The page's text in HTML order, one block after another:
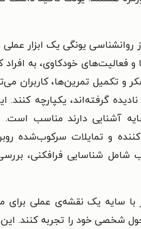
روانشناسی یونگی یک ابزار
فعالیت‌های خودکاوی، به
تکمیل تمرین‌ها، کاربران
گرفته‌اند، یکپارچه کنند.
آشنایی دارند مناسب است.
و تمایلات سرکوب‌شده
شامل شناسایی فرافکنی،
سایه یک نقشه‌ی عملی برای
شخصی خود را تجربه کنند.